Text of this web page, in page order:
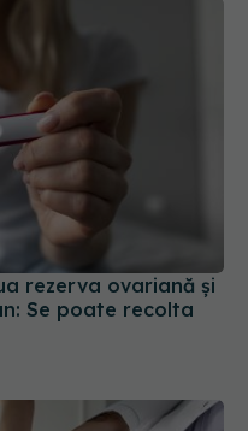
Se poate recolta